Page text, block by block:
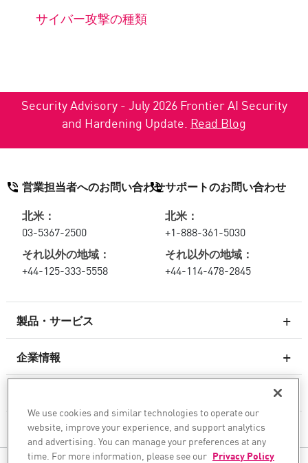
サイバー攻撃の種類
Security Advisory - July 2026 Frontier AI Security
and Hardening Update. Read Blog
製品・サービス
次世代ファイアウォール
クラウド向けのネットワーク セキュリティ
WAF
企業情報
企業情報
営業担当者へのお問い合わせ
北米：
03-5367-2500
それ以外の地域：
+44-125-333-5558
サポートのお問い合わせ
北米：
+1-888-361-5030
それ以外の地域：
+44-114-478-2845
We use cookies and similar technologies to operate our
website, improve your experience, and support analytics
and advertising. You can manage your preferences at any
time. For more information, please see our Privacy Policy